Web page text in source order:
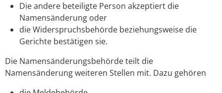
Die andere beteiligte Person akzeptiert die
Namensänderung oder
die Widerspruchsbehörde beziehungsweise die
Gerichte bestätigen sie.
Die Namensänderungsbehörde teilt die
Namensänderung weiteren Stellen mit. Dazu gehören